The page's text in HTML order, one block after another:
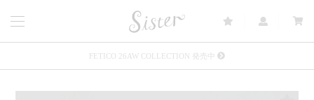
FETICO 26AW COLLECTION 発売中